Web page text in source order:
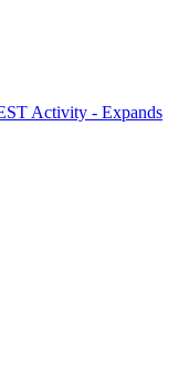
Activity - Expands